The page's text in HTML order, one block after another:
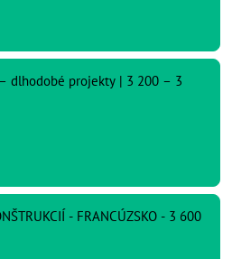
dlhodobé projekty | 3 200 – 3
- FRANCÚZSKO - 3 600